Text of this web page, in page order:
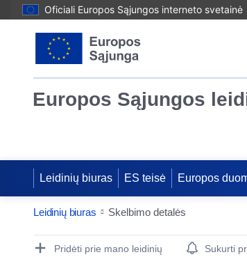
Oficiali Europos Sąjungos interneto svetainė
Europos Sąjungos
Leidinių biuras ES teisė Europos
Leidinių biuras Skelbimo detalės
Publication Detail Actions
Pridėti prie mano leidinių Sukurti